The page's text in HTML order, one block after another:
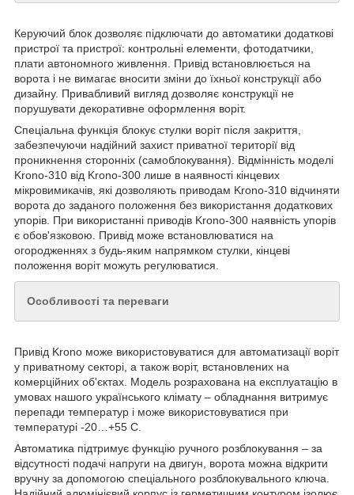
Керуючий блок дозволяє підключати до автоматики додаткові
пристрої та пристрої: контрольні елементи, фотодатчики,
плати автономного живлення. Привід встановлюється на
ворота і не вимагає вносити зміни до їхньої конструкції або
дизайну. Привабливий вигляд дозволяє конструкції не
порушувати декоративне оформлення воріт.
Спеціальна функція блокує стулки воріт після закриття,
забезпечуючи надійний захист приватної території від
проникнення сторонніх (самоблокування). Відмінність моделі
Krono-310 від Krono-300 лише в наявності кінцевих
мікровимикачів, які дозволяють приводам Krono-310 відчиняти
ворота до заданого положення без використання додаткових
упорів. При використанні приводів Krono-300 наявність упорів
є обов'язковою. Привід може встановлюватися на
огородженнях з будь-яким напрямком стулки, кінцеві
положення воріт можуть регулюватися.
Особливості та переваги
Привід Krono може використовуватися для автоматизації воріт
у приватному секторі, а також воріт, встановлених на
комерційних об'єктах. Модель розрахована на експлуатацію в
умовах нашого українського клімату – обладнання витримує
перепади температур і може використовуватися при
температурі -20…+55 С.
Автоматика підтримує функцію ручного розблокування – за
відсутності подачі напруги на двигун, ворота можна відкрити
вручну за допомогою спеціального розблокувального ключа.